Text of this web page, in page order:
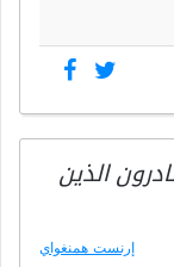
الذين
إرنست همنغواي